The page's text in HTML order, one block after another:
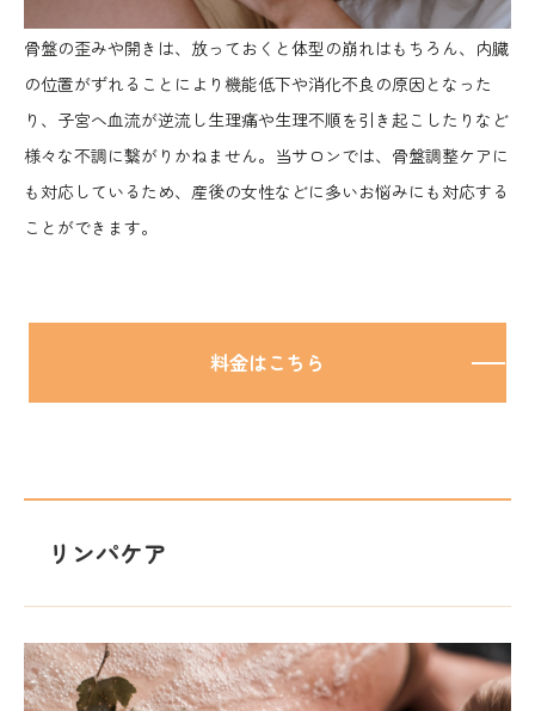
骨盤の歪みや開きは、放っておくと体型の崩れはもちろん、内臓
の位置がずれることにより機能低下や消化不良の原因となった
り、子宮へ血流が逆流し生理痛や生理不順を引き起こしたりなど
様々な不調に繋がりかねません。当サロンでは、骨盤調整ケアに
も対応しているため、産後の女性などに多いお悩みにも対応する
ことができます。
料金はこちら
リンパケア